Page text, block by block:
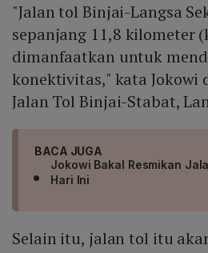
"Jalan tol Binjai-Langsa
sepanjang 11,8 kilometer
dimanfaatkan untuk
konektivitas," kata Jokowi
Jalan Tol Binjai-Stabat,
BACA JUGA
Jokowi Bakal Resmikan
Hari Ini
Selain itu, jalan tol itu